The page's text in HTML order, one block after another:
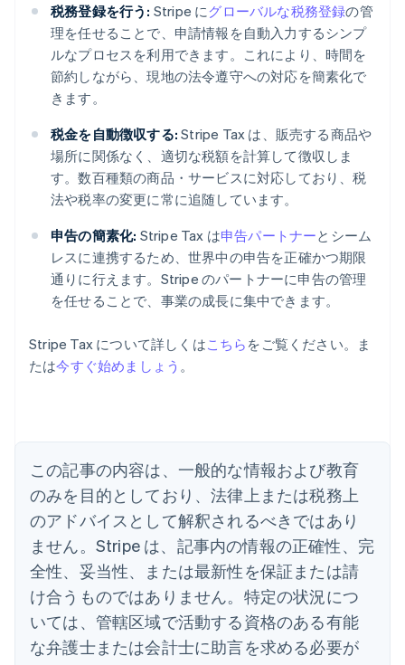
税務登録を行う: Stripe にグローバルな税務登録の管
理を任せることで、申請情報を自動入力するシンプ
ルなプロセスを利用できます。これにより、時間を
節約しながら、現地の法令遵守への対応を簡素化で
きます。
税金を自動徴収する: Stripe Tax は、販売する商品や
場所に関係なく、適切な税額を計算して徴収しま
す。数百種類の商品・サービスに対応しており、税
法や税率の変更に常に追随しています。
申告の簡素化: Stripe Tax は申告パートナーとシーム
レスに連携するため、世界中の申告を正確かつ期限
通りに行えます。Stripe のパートナーに申告の管理
を任せることで、事業の成長に集中できます。
Stripe Tax について詳しくはこちら をご覧ください。ま
たは今すぐ始めましょう 。
この記事の内容は、一般的な情報および教育
のみを目的としており、法律上または税務上
のアドバイスとして解釈されるべきではあり
ません。Stripe は、記事内の情報の正確性、完
全性、妥当性、または最新性を保証または請
け合うものではありません。特定の状況につ
いては、管轄区域で活動する資格のある有能
な弁護士または会計士に助言を求める必要が
アイルランド
English
イギリス
English
イタリア
Italiano English
インド
English
エストニア
English
オーストラリア
English